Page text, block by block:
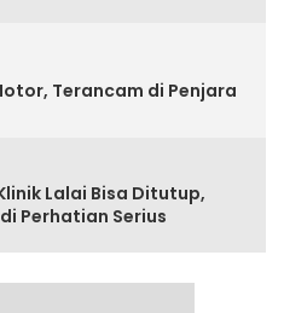
Terancam di Penjara
Lalai Bisa Ditutup,
Perhatian Serius